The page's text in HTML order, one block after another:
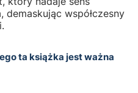
demaskując współczesny
ta książka jest ważna